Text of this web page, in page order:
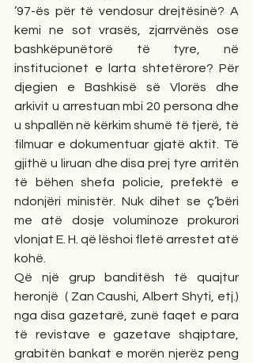
’97-ës për të vendosur drejtësinë? A
kemi ne sot vrasës, zjarrvënës ose
bashkëpunëtorë të tyre, në
institucionet e larta shtetërore? Për
djegien e Bashkisë së Vlorës dhe
arkivit u arrestuan mbi 20 persona dhe
u shpallën në kërkim shumë të tjerë, të
filmuar e dokumentuar gjatë aktit. Të
gjithë u liruan dhe disa prej tyre arritën
të bëhen shefa policie, prefektë e
ndonjëri ministër. Nuk dihet se ç’bëri
me atë dosje voluminoze prokurori
vlonjat E. H. që lëshoi fletë arrestet atë
kohë.
Që një grup banditësh të quajtur
heronjë  ( Zan Caushi, Albert Shyti, etj.)
nga disa gazetarë, zunë faqet e para
të revistave e gazetave shqiptare,
grabitën bankat e morën njerëz peng